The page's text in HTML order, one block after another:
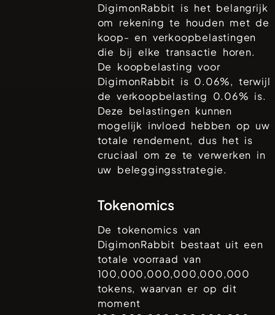
DigimonRabbit is het belangrijk
om rekening te houden met de
koop- en verkoopbelastingen
die bij elke transactie horen.
De koopbelasting voor
DigimonRabbit is 0.06%, terwijl
de verkoopbelasting 0.06% is.
Deze belastingen kunnen
mogelijk invloed hebben op uw
totale rendement, dus het is
cruciaal om ze te verwerken in
uw beleggingsstrategie.
Tokenomics
De tokenomics van
DigimonRabbit bestaat uit een
totale voorraad van
100,000,000,000,000,000
tokens, waarvan er op dit
moment